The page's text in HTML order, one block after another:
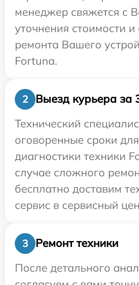
менеджер свяжется с
уточнения стоимости и
ремонта Вашего
Fortuna.
2
Выезд курьера за
Технический
оговоренные сроки для
диагностики техники
случае сложного
бесплатно доставим
сервис в сервисный
3
Ремонт техники
После детального